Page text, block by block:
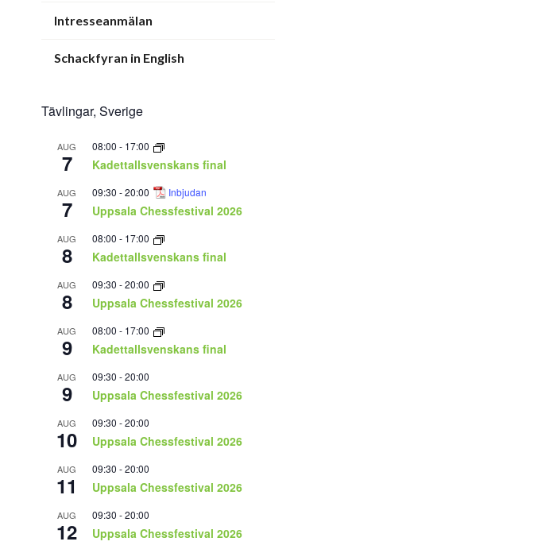
Intresseanmälan
Schackfyran in English
Tävlingar, Sverige
AUG
7
08:00 - 17:00
Kadettallsvenskans final
AUG
7
09:30 -20:00 Inbjudan
Uppsala Chessfestival 2026
AUG
8
08:00 - 17:00
Kadettallsvenskans final
AUG
8
09:30 -20:00
Uppsala Chessfestival 2026
AUG
9
08:00 - 17:00
Kadettallsvenskans final
AUG
9
09:30 -20:00
Uppsala Chessfestival 2026
AUG
10
09:30 -20:00
Uppsala Chessfestival 2026
AUG
11
09:30 -20:00
Uppsala Chessfestival 2026
AUG
12
09:30 -20:00
Uppsala Chessfestival 2026